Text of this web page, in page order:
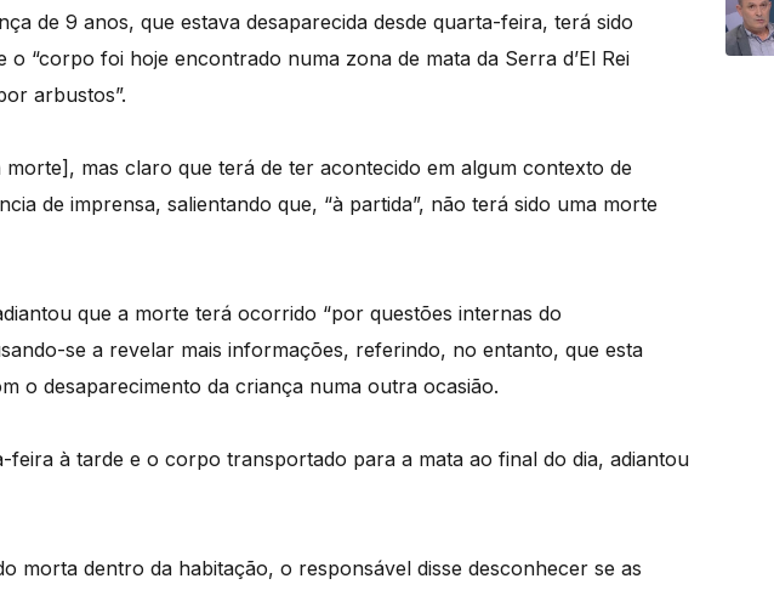
de 9 anos, que estava desaparecida desde quarta-feira, terá sido
o “corpo foi hoje encontrado numa zona de mata da Serra d’El Rei
arbustos”.
mas claro que terá de ter acontecido em algum contexto de
de imprensa, salientando que, “à partida”, não terá sido uma morte
que a morte terá ocorrido “por questões internas do
se a revelar mais informações, referindo, no entanto, que esta
o desaparecimento da criança numa outra ocasião.
à tarde e o corpo transportado para a mata ao final do dia, adiantou
morta dentro da habitação, o responsável disse desconhecer se as